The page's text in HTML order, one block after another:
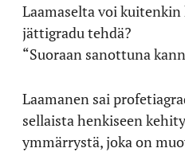
Laamaselta voi
jättigradu tehdä?
“Suoraan sanottuna
Laamanen sai
sellaista henkiseen
ymmärrystä, joka on